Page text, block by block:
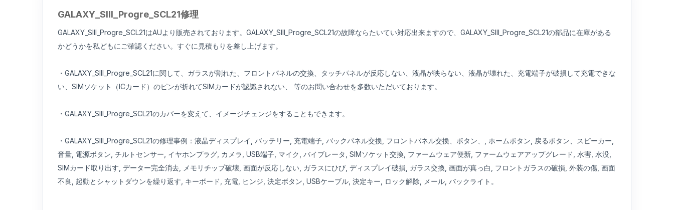
GALAXY_SIII_Progre_SCL21修理
GALAXY_SIII_Progre_SCL21はAUより販売されております。GALAXY_SIII_Progre_SCL21の故障ならたいてい対応出来ますので、GALAXY_SIII_Progre_SCL21の部品に在庫がある
かどうかを私どもにご確認ください。すぐに見積もりを差し上げます。
・GALAXY_SIII_Progre_SCL21に関して、ガラスが割れた、フロントパネルの交換、タッチパネルが反応しない、液晶が映らない、液晶が壊れた、充電端子が破損して充電できな
い、SIMソケット（ICカード）のピンが折れてSIMカードが認識されない、 等のお問い合わせを多数いただいております。
・GALAXY_SIII_Progre_SCL21のカバーを変えて、イメージチェンジをすることもできます。
・GALAXY_SIII_Progre_SCL21の修理事例：液晶ディスプレイ, バッテリー, 充電端子, バックパネル交換, フロントパネル交換、ボタン、, ホームボタン, 戻るボタン、スピーカー,
音量, 電源ボタン, チルトセンサー, イヤホンプラグ, カメラ, USB端子, マイク, バイブレータ, SIMソケット交換, ファームウェア便新, ファームウェアアップグレード, 水害, 水没,
SIMカード取り出す, データー完全消去, メモリチップ破壊, 画面が反応しない, ガラスにひび, ディスプレイ破損, ガラス交換, 画面が真っ白, フロントガラスの破損, 外装の傷, 画面
不良, 起動とシャットダウンを繰り返す, キーボード, 充電, ヒンジ, 決定ボタン, USBケーブル, 決定キー, ロック解除, メール, バックライト。